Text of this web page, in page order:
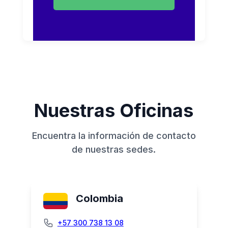
Nuestras Oficinas
Encuentra la información de contacto
de nuestras sedes.
Colombia
+57 300 738 13 08